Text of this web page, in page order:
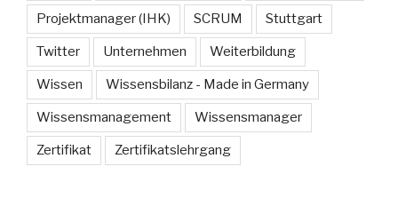
Projektmanager (IHK) SCRUM Stuttgart
Twitter Unternehmen Weiterbildung
Wissen Wissensbilanz - Made in Germany
Wissensmanagement Wissensmanager
Zertifikat Zertifikatslehrgang